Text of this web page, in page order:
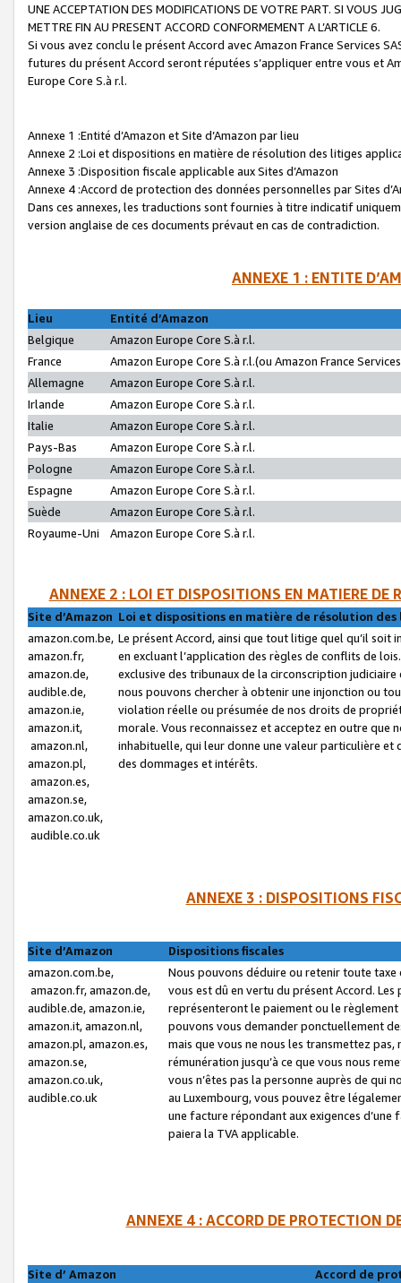
UNE ACCEPTATION DES MODIFICATIONS DE VOTRE PART. SI VOUS
METTRE FIN AU PRESENT ACCORD CONFORMEMENT A L’ARTICLE 6.
Si vous avez conclu le présent Accord avec Amazon France Services
futures du présent Accord seront réputées s’appliquer entre vous et
Europe Core S.à r.l.
Annexe 1 :Entité d’Amazon et Site d’Amazon par lieu
Annexe 2 :Loi et dispositions en matière de résolution des litiges
Annexe 3 :Disposition fiscale applicable aux Sites d’Amazon
Annexe 4 :Accord de protection des données personnelles par Sites
Dans ces annexes, les traductions sont fournies à titre indicatif
version anglaise de ces documents prévaut en cas de contradiction.
ANNEXE 1 : ENTITE
Lieu
Entité d’Amazon
Belgique
Amazon Europe Core S.à r.l.
France
Amazon Europe Core S.à r.l.(ou Amazon France
Allemagne
Amazon Europe Core S.à r.l.
Irlande
Amazon Europe Core S.à r.l.
Italie
Amazon Europe Core S.à r.l.
Pays-Bas
Amazon Europe Core S.à r.l.
Pologne
Amazon Europe Core S.à r.l.
Espagne
Amazon Europe Core S.à r.l.
Suède
Amazon Europe Core S.à r.l.
Royaume-Uni
Amazon Europe Core S.à r.l.
ANNEXE 2 : LOI ET DISPOSITIONS EN MATIERE DE
Site d’Amazon Loi et dispositions en matière de résolution
amazon.com.be,
amazon.fr,
amazon.de,
audible.de,
amazon.ie,
amazon.it,
amazon.nl,
amazon.pl,
amazon.es,
amazon.se,
amazon.co.uk,
audible.co.uk
Le présent Accord, ainsi que tout litige quel qu’il soit
en excluant l’application des règles de conflits de
exclusive des tribunaux de la circonscription
nous pouvons chercher à obtenir une injonction ou
violation réelle ou présumée de nos droits de
morale. Vous reconnaissez et acceptez en outre que
inhabituelle, qui leur donne une valeur particulière
des dommages et intérêts.
ANNEXE 3 : DISPOSITIONS
Site d’Amazon
Dispositions fiscales
amazon.com.be,
amazon.fr, amazon.de,
audible.de, amazon.ie,
amazon.it, amazon.nl,
amazon.pl, amazon.es,
amazon.se,
amazon.co.uk,
audible.co.uk
Nous pouvons déduire ou retenir toute
vous est dû en vertu du présent Accord.
représenteront le paiement ou le
pouvons vous demander ponctuellement
mais que vous ne nous les transmettez
rémunération jusqu’à ce que vous nous
vous n’êtes pas la personne auprès de qui
au Luxembourg, vous pouvez être
une facture répondant aux exigences
paiera la TVA applicable.
ANNEXE 4 : ACCORD DE PROTECTION
Site d’ Amazon
Accord de